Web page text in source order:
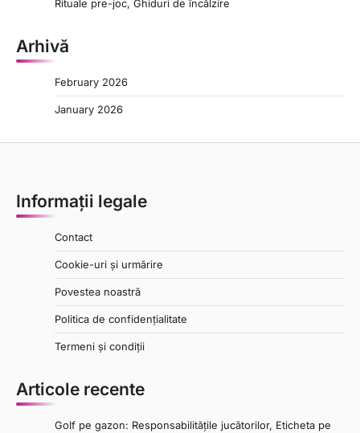
Rituale pre-joc, Ghiduri de încălzire
Arhivă
February 2026
January 2026
Informații legale
Contact
Cookie-uri și urmărire
Povestea noastră
Politica de confidențialitate
Termeni și condiții
Articole recente
Golf pe gazon: Responsabilitățile jucătorilor, Eticheta pe